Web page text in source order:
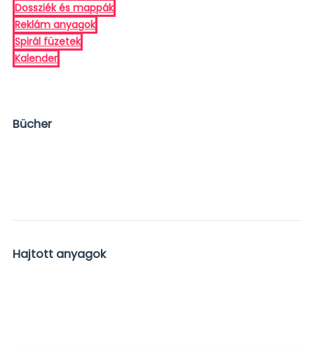
Dossziék és mappák
Reklám anyagok
Spirál füzetek
Kalender
Bücher
Hajtott anyagok